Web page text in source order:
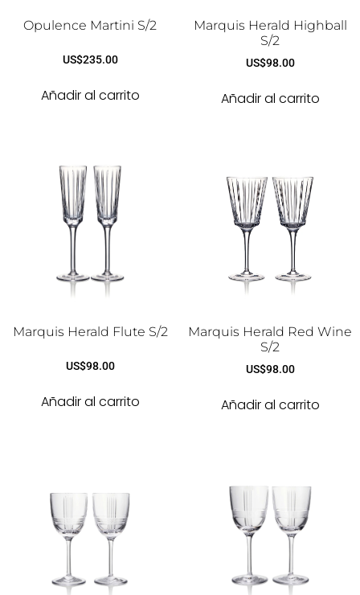
Opulence Martini S/2
US$235.00
Añadir al carrito
Marquis Herald Highball
S/2
US$98.00
Añadir al carrito
Marquis Herald Flute S/2
US$98.00
Añadir al carrito
Marquis Herald Red Wine
S/2
US$98.00
Añadir al carrito